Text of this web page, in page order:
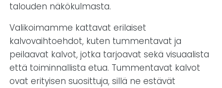
talouden näkökulmasta.
Valikoimamme kattavat erilaiset
kalvovaihtoehdot, kuten tummentavat ja
peilaavat kalvot, jotka tarjoavat sekä visuaalista
että toiminnallista etua. Tummentavat kalvot
ovat erityisen suosittuja, sillä ne estävät